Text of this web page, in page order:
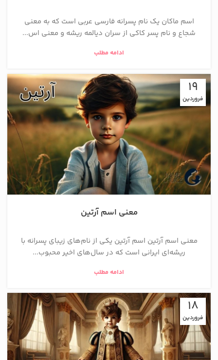
اسم ماکان یک نام پسرانه فارسی عربی است که به معنی
شجاع و نام پسر كاكي از سران ديالمه ریشه و معنی اس...
ادامه مطلب
19
فروردین
معنی اسم آرتین
معنی اسم آرتین اسم آرتین یکی از نام‌های زیبای پسرانه با
ریشه‌ای ایرانی است که در سال‌های اخیر محبوب...
ادامه مطلب
18
فروردین